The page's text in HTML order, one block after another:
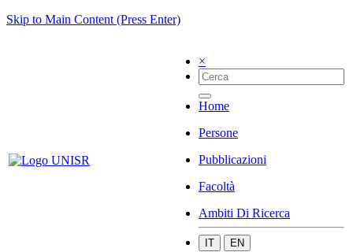
Skip to Main Content (Press Enter)
×
Home
Persone
Pubblicazioni
Facoltà
Ambiti Di Ricerca
IT EN